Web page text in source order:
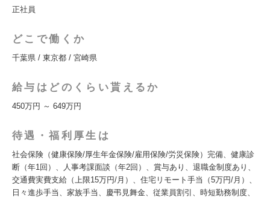
正社員
どこで働くか
千葉県 / 東京都 / 宮崎県
給与はどのくらい貰えるか
450万円 ～ 649万円
待遇・福利厚生は
社会保険（健康保険/厚生年金保険/雇用保険/労災保険）完備、健康診
断（年1回）、人事考課面談（年2回）、賞与あり、退職金制度あり、
交通費実費支給（上限15万円/月）、住宅リモート手当（5万円/月）、
日々進歩手当、家族手当、慶弔見舞金、従業員割引、時短勤務制度、